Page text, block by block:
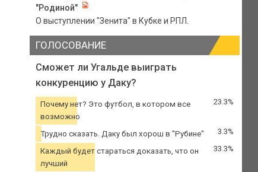
"Родиной"
О выступлении "Зенита" в Кубке и РПЛ.
ГОЛОСОВАНИЕ
Сможет ли Угальде выиграть
конкуренцию у Даку?
Почему нет? Это футбол, в котором все
возможно
23.3%
Трудно сказать. Даку был хорош в "Рубине" 3.3%
Каждый будет стараться доказать, что он
лучший
33.3%